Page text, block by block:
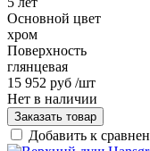
Основной цвет
хром
Поверхность
глянцевая
15 952 руб /шт
Нет в наличии
Заказать товар
Добавить к